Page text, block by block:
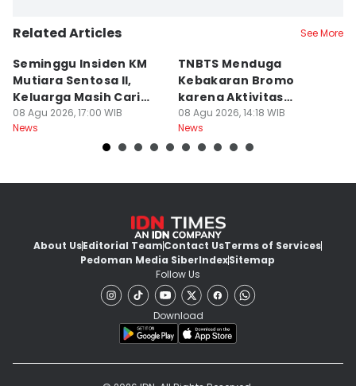
Related Articles See More
Seminggu Insiden KM
Mutiara Sentosa II,
Keluarga Masih Cari
Korban
08 Agu 2026, 17:00 WIB
News
TNBTS Menduga
Kebakaran Bromo
karena Aktivitas
Manusia
08 Agu 2026, 14:18 WIB
News
About UsEditorial TeamContact UsTerms of Services
Pedoman Media SiberIndexSitemap
Follow Us
Download